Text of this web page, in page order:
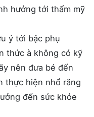
hưởng tới thẩm mỹ
ý tới bậc phụ
thức à không có kỹ
nên đưa bé đến
thực hiện nhổ răng
đến sức khỏe